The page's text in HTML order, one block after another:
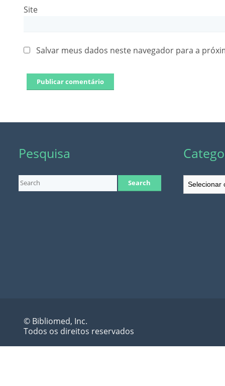
Site
Salvar meus dados neste navegador para a
Pesquisa
Categorias
© Bibliomed, Inc.
Todos os direitos reservados